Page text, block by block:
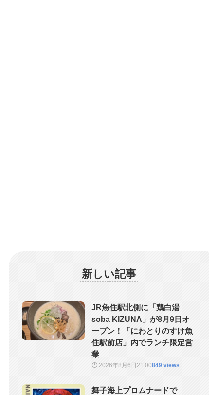
新しい記事
JR魚住駅北側に「鶏白湯
soba KIZUNA」が8月9日オ
ープン！「にわとりのすけ魚
住駅前店」内でランチ限定営
業
2026年8月6日 21:00849 views
舞子海上プロムナードで